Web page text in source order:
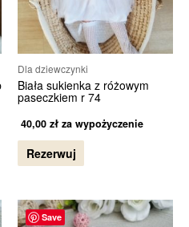
Dla dziewczynki
Biała sukienka z różowym
paseczkiem r 74
40,00 zł za wypożyczenie
Rezerwuj
Save